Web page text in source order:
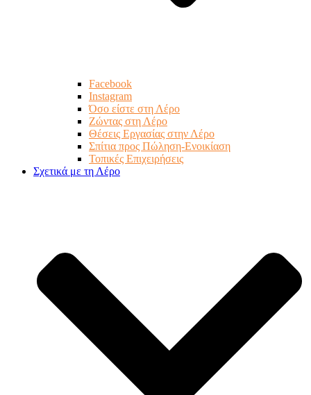
Facebook
Instagram
Όσο είστε στη Λέρο
Ζώντας στη Λέρο
Θέσεις Εργασίας στην Λέρο
Σπίτια προς Πώληση-Ενοικίαση
Τοπικές Επιχειρήσεις
Σχετικά με τη Λέρο